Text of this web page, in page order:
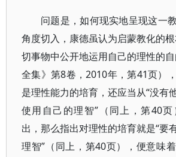
问题是，如何现实地呈现这一
角度切入，康德虽认为启蒙教化的
切事物中公开地运用自己的理性的
全集》第8卷，2010年，第41页）
是理性能力的培育，还应当从“没有
使用自己的理智”（同上，第40
出，那么指出对理性的培育就是“要
理智”（同上，第40页），便意味